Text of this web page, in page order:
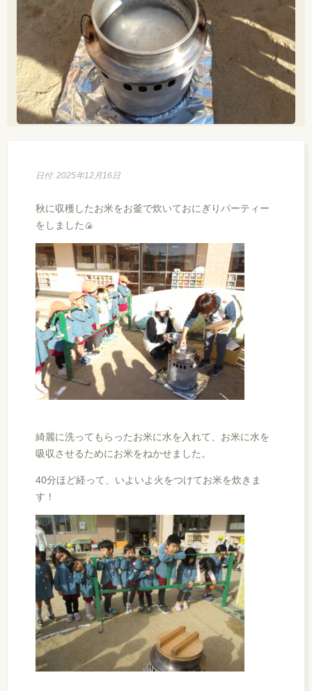
日付: 2025年12月16日
秋に収穫したお米をお釜で炊いておにぎりパーティー
をしました🍙
綺麗に洗ってもらったお米に水を入れて、お米に水を
吸収させるためにお米をねかせました。
40分ほど経って、いよいよ火をつけてお米を炊きま
す！